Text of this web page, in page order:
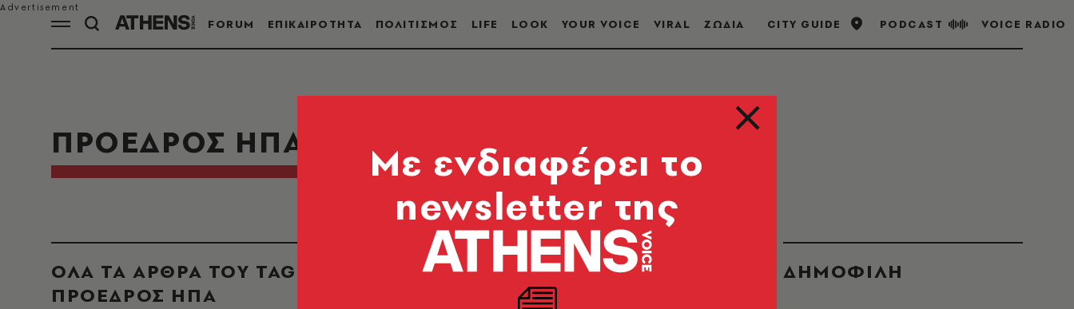
FORUM ΕΠΙΚΑΙΡΟΤΗΤΑ ΠΟΛΙΤΙΣΜΟΣ LIFE LOOK YOUR VOICE VIRAL ΖΩΔΙΑ CITY GUIDE PODCAST VOICE RADIO
ΠΡΟΕΔΡΟΣ ΗΠΑ
ΟΛΑ ΤΑ ΑΡΘΡΑ ΤΟΥ TAG
ΠΡΟΕΔΡΟΣ ΗΠΑ
ΔΗΜΟΦΙΛΗ
Mε ενδιαφέρει το
newsletter της